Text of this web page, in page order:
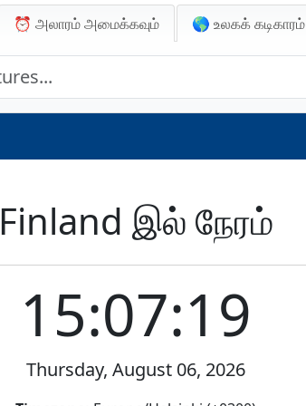
⏰ அலாரம் அமைக்கவும் 🌎 உலகக் கடிகாரம்
Finland இல் நேரம்
15:07:19
Thursday, August 06, 2026